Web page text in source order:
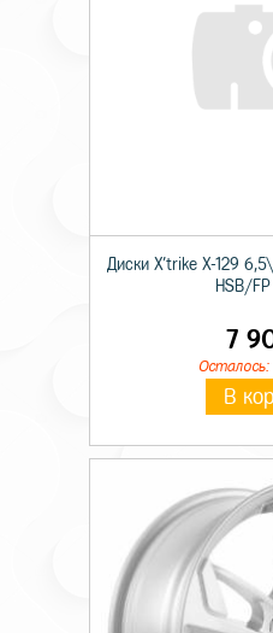
Диски X'trike X-129
HSB/FP
7
В